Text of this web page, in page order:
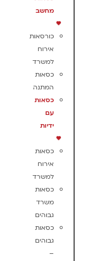
מחשב
כורסאות
אירוח
למשרד
כסאות
המתנה
כסאות
עם
ידיות
כסאות
אירוח
למשרד
כסאות
משרד
גבוהים
כסאות
גבוהים
–